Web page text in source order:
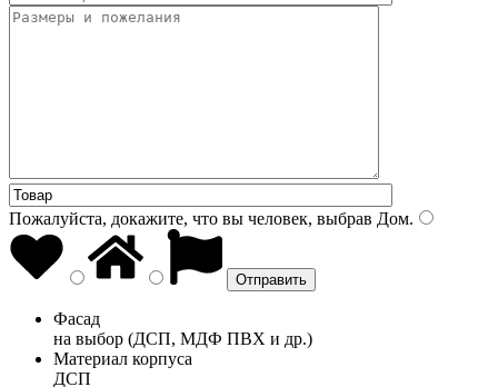
Пожалуйста, докажите, что вы человек, выбрав Дом.
Фасад
на выбор (ДСП, МДФ ПВХ и др.)
Материал корпуса
ДСП